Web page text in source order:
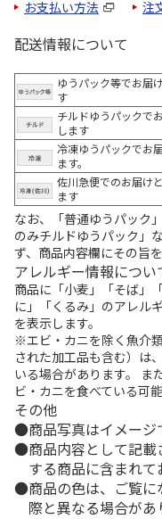
お支払い方法 注
配送情報について
ゆうパック等でお届
す
チルドゆうパックで
します
冷凍ゆうパックでお
ます。
佐川急便でのお届け
ます
なお、「普通ゆうパック
のみチルドゆうパック」
ず、商品内容欄にその旨
アレルギー情報につい
商品に「小麦」「そば」
に」「くるみ」のアレル
を表示します。
※エビ・カニを除く魚介
された加工品も含む）は
いる場合があります。 ま
ビ・カニを食べている可
その他
商品写真はイメージ
商品内容として記
する商品に含まれて
商品の色は、ご覧
際と異なる場合があ